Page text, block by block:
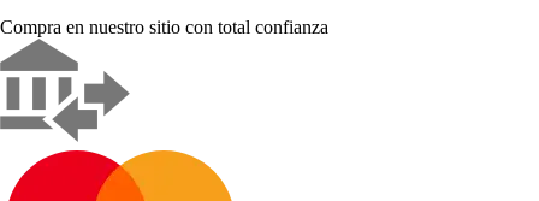
Compra en nuestro sitio con total confianza